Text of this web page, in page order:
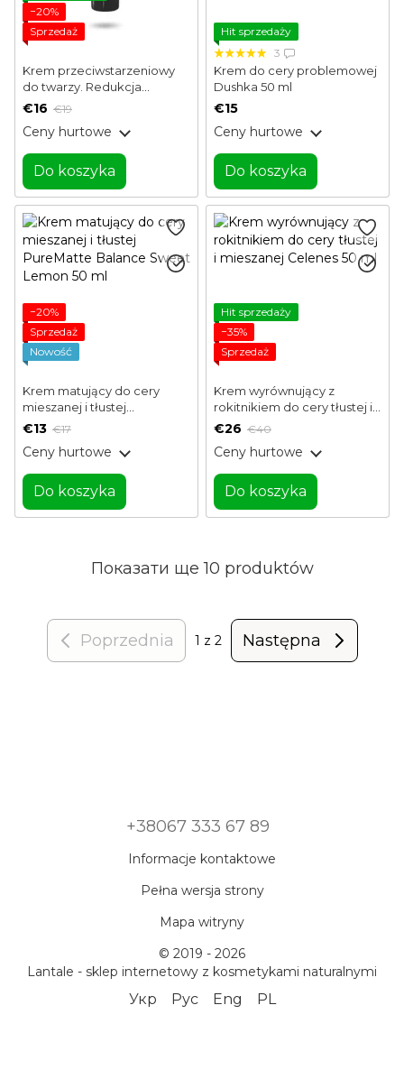
−20%
Sprzedaż
Krem przeciwstarzeniowy
do twarzy. Redukcja
zmarszczek i lifting KIP 30 ml
€16 €19
Ceny hurtowe
Do koszyka
Hit sprzedaży
3
Krem do cery problemowej
Dushka 50 ml
€15
Ceny hurtowe
Do koszyka
−20%
Sprzedaż
Nowość
Krem matujący do cery
mieszanej i tłustej
PureMatte Balance Sweet
€13 €17
Ceny hurtowe
Do koszyka
Hit sprzedaży
−35%
Sprzedaż
Krem wyrównujący z
rokitnikiem do cery tłustej i
mieszanej Celenes 50 ml
€26 €40
Ceny hurtowe
Do koszyka
Показати ще 10 produktów
Poprzednia 1 z 2 Następna
+38067 333 67 89
Informacje kontaktowe
Pełna wersja strony
Mapa witryny
© 2019 - 2026
Lantale - sklep internetowy z kosmetykami naturalnymi
Укр Рус Eng PL